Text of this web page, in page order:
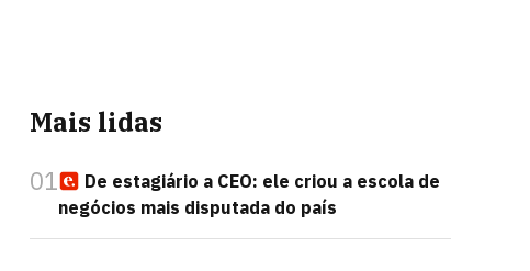
Mais lidas
01
De estagiário a CEO: ele criou a escola de
negócios mais disputada do país